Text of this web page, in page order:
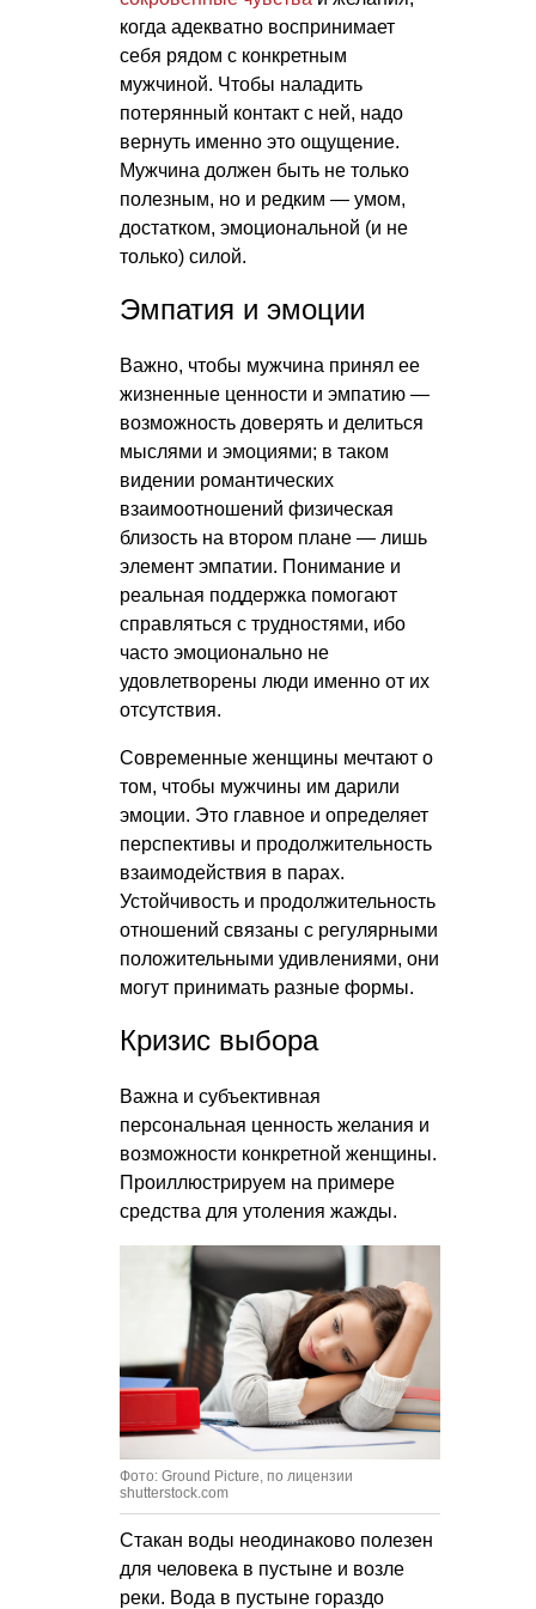
когда адекватно воспринимает
себя рядом с конкретным
мужчиной. Чтобы наладить
потерянный контакт с ней, надо
вернуть именно это ощущение.
Мужчина должен быть не только
полезным, но и редким — умом,
достатком, эмоциональной (и не
только) силой.
Эмпатия и эмоции
Важно, чтобы мужчина принял ее
жизненные ценности и эмпатию —
возможность доверять и делиться
мыслями и эмоциями; в таком
видении романтических
взаимоотношений физическая
близость на втором плане — лишь
элемент эмпатии. Понимание и
реальная поддержка помогают
справляться с трудностями, ибо
часто эмоционально не
удовлетворены люди именно от их
отсутствия.
Современные женщины мечтают о
том, чтобы мужчины им дарили
эмоции. Это главное и определяет
перспективы и продолжительность
взаимодействия в парах.
Устойчивость и продолжительность
отношений связаны с регулярными
положительными удивлениями, они
могут принимать разные формы.
Кризис выбора
Важна и субъективная
персональная ценность желания и
возможности конкретной женщины.
Проиллюстрируем на примере
средства для утоления жажды.
Фото: Ground Picture, по лицензии
shutterstock.com
Стакан воды неодинаково полезен
для человека в пустыне и возле
реки. Вода в пустыне гораздо